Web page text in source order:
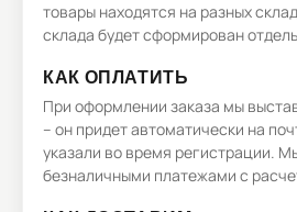
товары находятся на разных
склада будет сформирован
КАК ОПЛАТИТЬ
При оформлении заказа мы
– он придет автоматически на
указали во время регистрации.
безналичными платежами с